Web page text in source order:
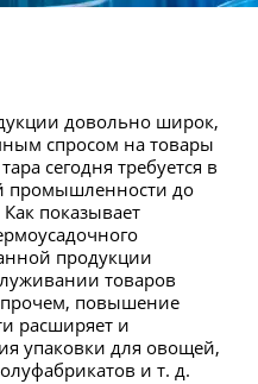
довольно широк,
спросом на товары
сегодня требуется в
промышленности до
показывает
продукции
товаров
повышение
расширяет и
упаковки для овощей,
и т. д.